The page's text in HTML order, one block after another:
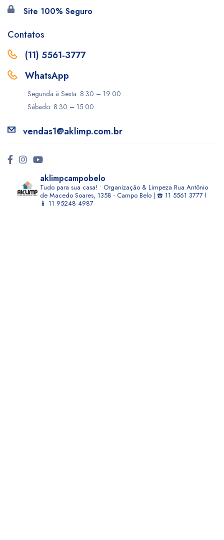
Site 100% Seguro
Contatos
(11) 5561-3777
WhatsApp
Segunda à Sexta: 8:30 – 19:00
Sábado: 8:30 – 15:00
vendas1@aklimp.com.br
aklimpcampobelo
Tudo para sua casa! • Organização & Limpeza Rua Antônio
de Macedo Soares, 1358 - Campo Belo | ☎️ 11 5561 3777 l
📱 11 95248 4987